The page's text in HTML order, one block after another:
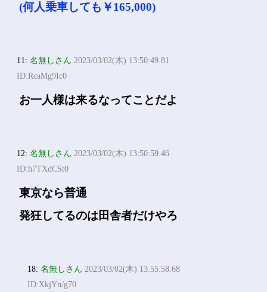
(何人乗車しても￥165,000)
11:名無しさん 2023/03/02(木) 13:50:49.81
ID:RcaMg9Ic0
お一人様は来るなってことだよ
12:名無しさん 2023/03/02(木) 13:50:59.46
ID:h7TXdCSt0
東京なら普通
発狂してるのは田舎者だけやろ
18:名無しさん 2023/03/02(木) 13:55:58.68
ID:XkjYn/g70